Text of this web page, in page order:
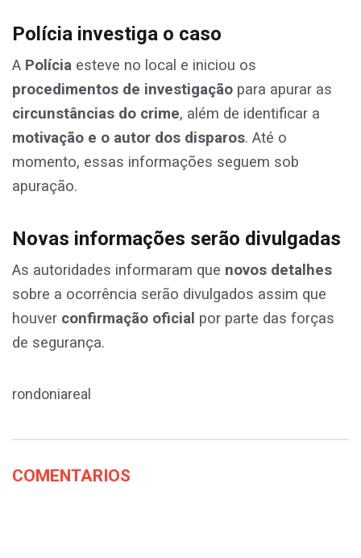
Polícia investiga o caso
A Polícia esteve no local e iniciou os
procedimentos de investigação para apurar as
circunstâncias do crime, além de identificar a
motivação e o autor dos disparos. Até o
momento, essas informações seguem sob
apuração.
Novas informações serão divulgadas
As autoridades informaram que novos detalhes
sobre a ocorrência serão divulgados assim que
houver confirmação oficial por parte das forças
de segurança.
rondoniareal
COMENTARIOS